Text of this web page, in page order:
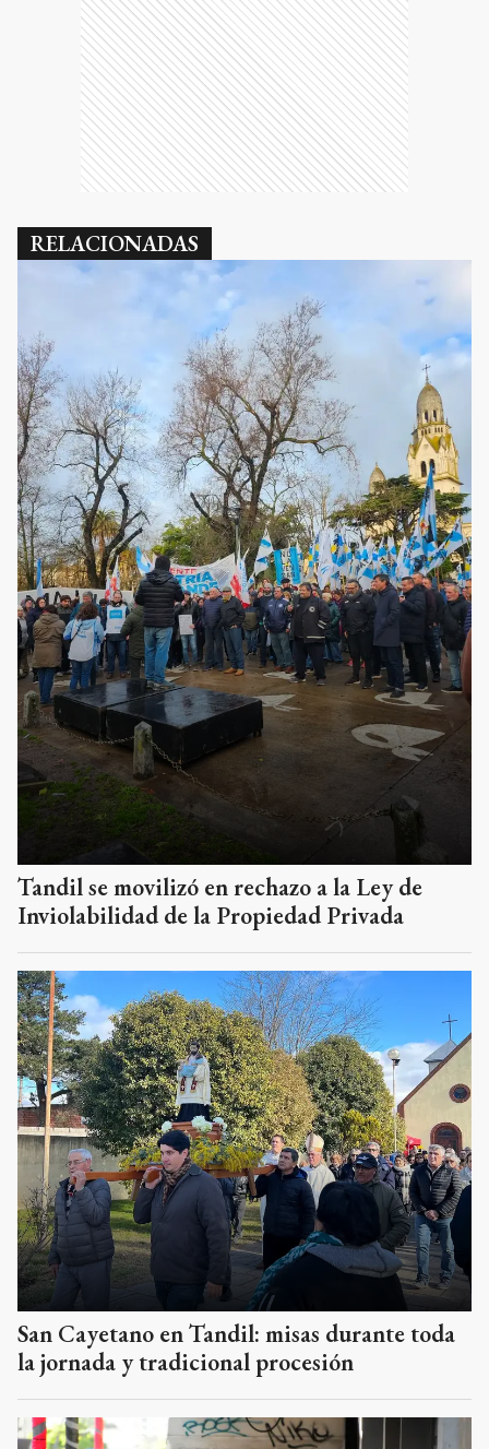
RELACIONADAS
Tandil se movilizó en rechazo a la Ley de
Inviolabilidad de la Propiedad Privada
San Cayetano en Tandil: misas durante toda
la jornada y tradicional procesión